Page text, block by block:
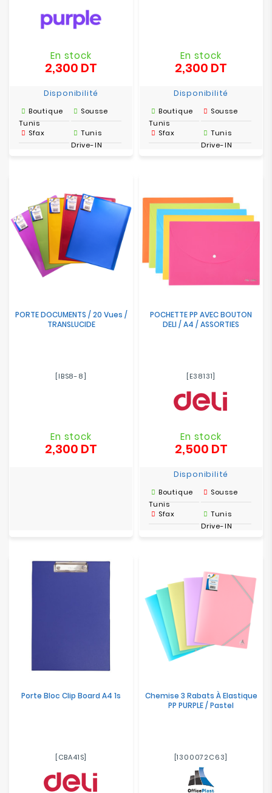
En stock
2,300 DT
Disponibilité
Boutique
Tunis
Sousse
Sfax
Tunis
Drive-IN
En stock
2,300 DT
Disponibilité
Boutique
Tunis
Sousse
Sfax
Tunis
Drive-IN
PORTE DOCUMENTS / 20 Vues /
TRANSLUCIDE
[IBS8-8]
En stock
2,300 DT
POCHETTE PP AVEC BOUTON
DELI / A4 / ASSORTIES
[E38131]
En stock
2,500 DTPrix
Disponibilité
Boutique
Tunis
Sousse
Sfax
Tunis
Drive-IN
Porte Bloc Clip Board A4 1s
[CBA41S]
Chemise 3 Rabats À Elastique
PP PURPLE / Pastel
[1300072C63]